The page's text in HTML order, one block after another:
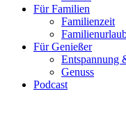
Für Familien
Familienzeit
Für Genießer
Entspannung
Genuss
Podcast